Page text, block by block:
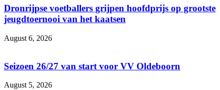
Dronrijpse voetballers grijpen hoofdprijs op grootste
jeugdtoernooi van het kaatsen
August 6, 2026
Seizoen 26/27 van start voor VV Oldeboorn
August 5, 2026